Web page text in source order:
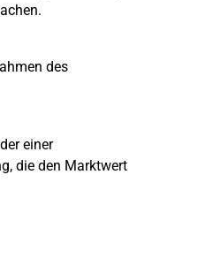
des
einer
die den Marktwert